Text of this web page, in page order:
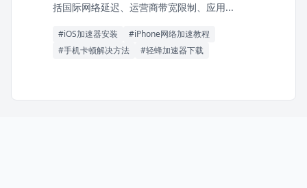
括国际网络延迟、运营商带宽限制、应用...
#iOS加速器安装
#iPhone网络加速教程
#手机卡顿解决方法
#轻蜂加速器下载